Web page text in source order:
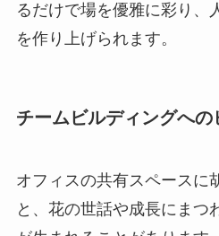
るだけで場を優雅に彩り、
を作り上げられます。
チームビルディングへの
オフィスの共有スペースに
と、花の世話や成長にまつ